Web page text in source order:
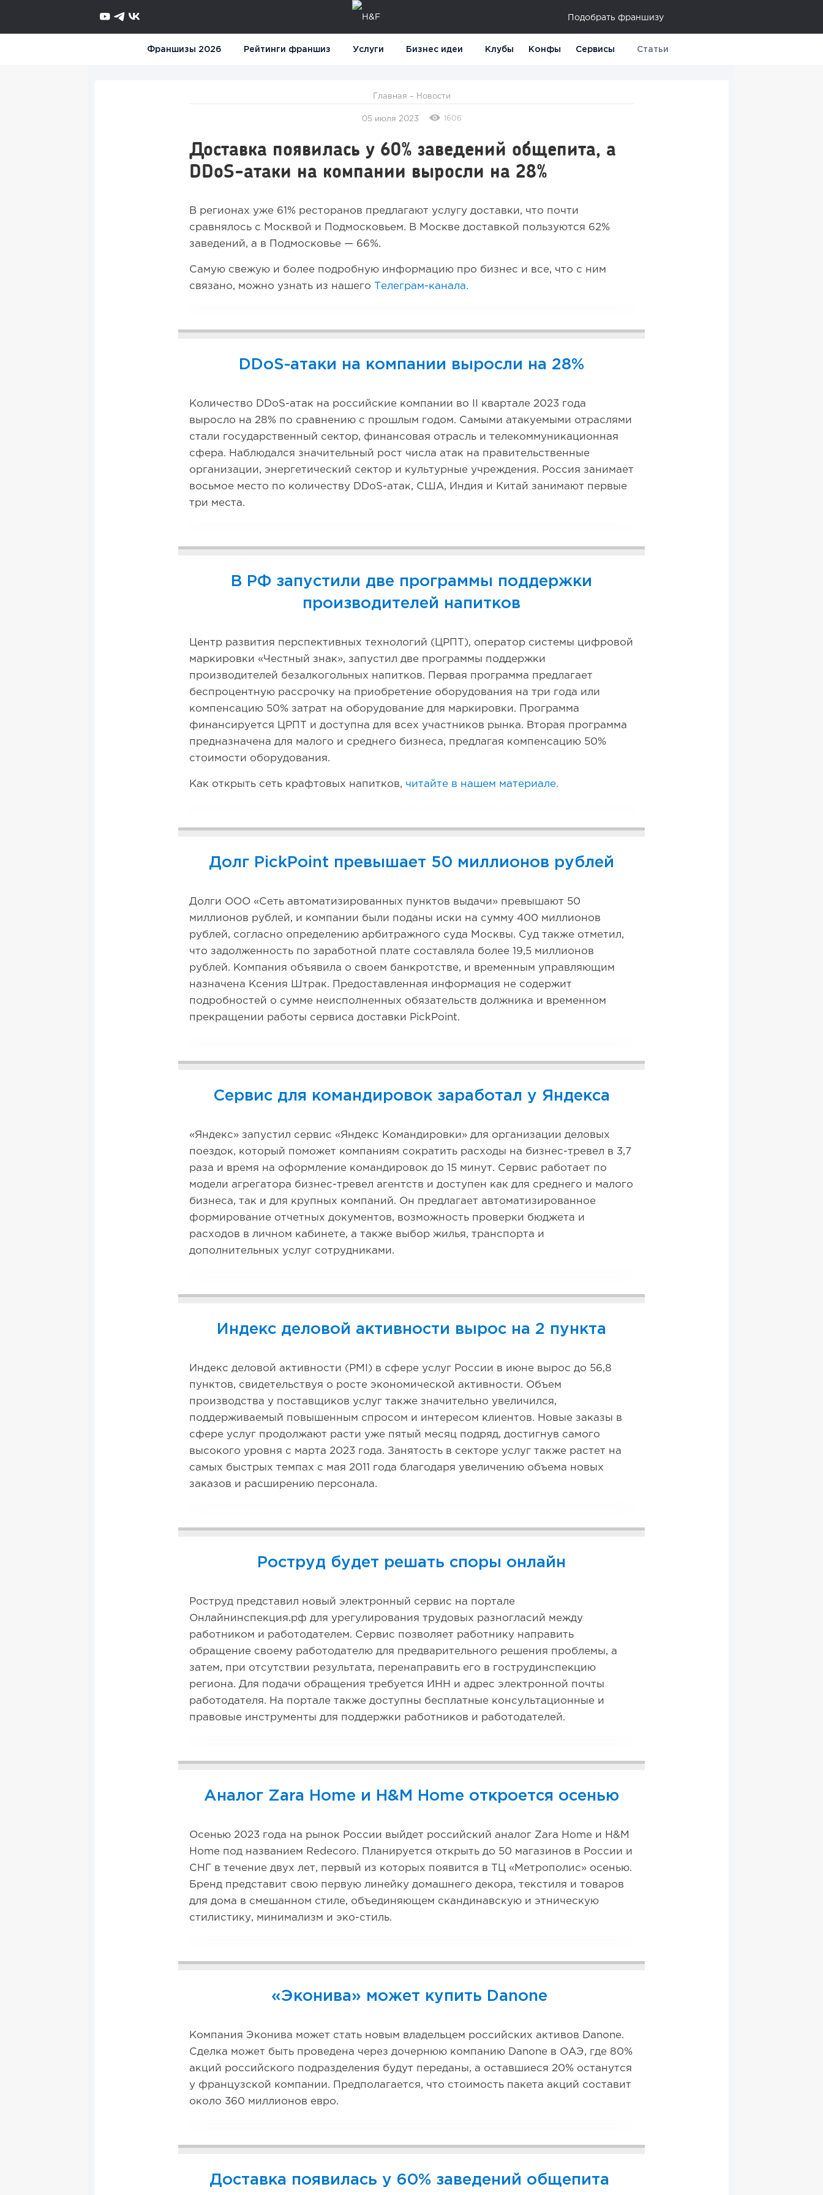
Подобрать франшизу
Франшизы 2026 Рейтинги франшиз Услуги Бизнес идеи Клубы Конфы Сервисы Статьи
Главная – Новости
05 июля 2023 1606
Доставка появилась у 60% заведений общепита, а
DDoS-атаки на компании выросли на 28%
В регионах уже 61% ресторанов предлагают услугу доставки, что почти
сравнялось с Москвой и Подмосковьем. В Москве доставкой пользуются 62%
заведений, а в Подмосковье — 66%.
Самую свежую и более подробную информацию про бизнес и все, что с ним
связано, можно узнать из нашего Телеграм-канала.
DDoS-атаки на компании выросли на 28%
Количество DDoS-атак на российские компании во II квартале 2023 года
выросло на 28% по сравнению с прошлым годом. Самыми атакуемыми отраслями
стали государственный сектор, финансовая отрасль и телекоммуникационная
сфера. Наблюдался значительный рост числа атак на правительственные
организации, энергетический сектор и культурные учреждения. Россия занимает
восьмое место по количеству DDoS-атак, США, Индия и Китай занимают первые
три места.
В РФ запустили две программы поддержки
производителей напитков
Центр развития перспективных технологий (ЦРПТ), оператор системы цифровой
маркировки «Честный знак», запустил две программы поддержки
производителей безалкогольных напитков. Первая программа предлагает
беспроцентную рассрочку на приобретение оборудования на три года или
компенсацию 50% затрат на оборудование для маркировки. Программа
финансируется ЦРПТ и доступна для всех участников рынка. Вторая программа
предназначена для малого и среднего бизнеса, предлагая компенсацию 50%
стоимости оборудования.
Как открыть сеть крафтовых напитков, читайте в нашем материале.
Долг PickPoint превышает 50 миллионов рублей
Долги ООО «Сеть автоматизированных пунктов выдачи» превышают 50
миллионов рублей, и компании были поданы иски на сумму 400 миллионов
рублей, согласно определению арбитражного суда Москвы. Суд также отметил,
что задолженность по заработной плате составляла более 19,5 миллионов
рублей. Компания объявила о своем банкротстве, и временным управляющим
назначена Ксения Штрак. Предоставленная информация не содержит
подробностей о сумме неисполненных обязательств должника и временном
прекращении работы сервиса доставки PickPoint.
Сервис для командировок заработал у Яндекса
«Яндекс» запустил сервис «Яндекс Командировки» для организации деловых
поездок, который поможет компаниям сократить расходы на бизнес-тревел в 3,7
раза и время на оформление командировок до 15 минут. Сервис работает по
модели агрегатора бизнес-тревел агентств и доступен как для среднего и малого
бизнеса, так и для крупных компаний. Он предлагает автоматизированное
формирование отчетных документов, возможность проверки бюджета и
расходов в личном кабинете, а также выбор жилья, транспорта и
дополнительных услуг сотрудниками.
Индекс деловой активности вырос на 2 пункта
Индекс деловой активности (PMI) в сфере услуг России в июне вырос до 56,8
пунктов, свидетельствуя о росте экономической активности. Объем
производства у поставщиков услуг также значительно увеличился,
поддерживаемый повышенным спросом и интересом клиентов. Новые заказы в
сфере услуг продолжают расти уже пятый месяц подряд, достигнув самого
высокого уровня с марта 2023 года. Занятость в секторе услуг также растет на
самых быстрых темпах с мая 2011 года благодаря увеличению объема новых
заказов и расширению персонала.
Роструд будет решать споры онлайн
Роструд представил новый электронный сервис на портале
Онлайнинспекция.рф для урегулирования трудовых разногласий между
работником и работодателем. Сервис позволяет работнику направить
обращение своему работодателю для предварительного решения проблемы, а
затем, при отсутствии результата, перенаправить его в гострудинспекцию
региона. Для подачи обращения требуется ИНН и адрес электронной почты
работодателя. На портале также доступны бесплатные консультационные и
правовые инструменты для поддержки работников и работодателей.
Аналог Zara Home и H&M Home откроется осенью
Осенью 2023 года на рынок России выйдет российский аналог Zara Home и H&M
Home под названием Redecoro. Планируется открыть до 50 магазинов в России и
СНГ в течение двух лет, первый из которых появится в ТЦ «Метрополис» осенью.
Бренд представит свою первую линейку домашнего декора, текстиля и товаров
для дома в смешанном стиле, объединяющем скандинавскую и этническую
стилистику, минимализм и эко-стиль.
«Эконива» может купить Danone
Компания Эконива может стать новым владельцем российских активов Danone.
Сделка может быть проведена через дочернюю компанию Danone в ОАЭ, где 80%
акций российского подразделения будут переданы, а оставшиеся 20% останутся
у французской компании. Предполагается, что стоимость пакета акций составит
около 360 миллионов евро.
Доставка появилась у 60% заведений общепита